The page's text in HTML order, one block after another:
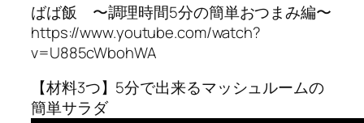
ばば飯 〜調理時間5分の簡単おつまみ編〜
https://www.youtube.com/watch?
v=U885cWbohWA
【材料3つ】5分で出来るマッシュルームの
簡単サラダ